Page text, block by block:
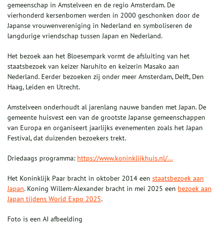
gemeenschap in Amstelveen en de regio Amsterdam. De
vierhonderd kersenbomen werden in 2000 geschonken door de
Japanse vrouwenvereniging in Nederland en symboliseren de
langdurige vriendschap tussen Japan en Nederland.
Het bezoek aan het Bloesempark vormt de afsluiting van het
staatsbezoek van keizer Naruhito en keizerin Masako aan
Nederland. Eerder bezoeken zij onder meer Amsterdam, Delft, Den
Haag, Leiden en Utrecht.
Amstelveen onderhoudt al jarenlang nauwe banden met Japan. De
gemeente huisvest een van de grootste Japanse gemeenschappen
van Europa en organiseert jaarlijks evenementen zoals het Japan
Festival, dat duizenden bezoekers trekt.
Driedaags programma: https://www.koninklijkhuis.nl/...
Het Koninklijk Paar bracht in oktober 2014 een staatsbezoek aan
Japan. Koning Willem-Alexander bracht in mei 2025 een bezoek aan
Japan tijdens World Expo 2025.
Foto is een AI afbeelding